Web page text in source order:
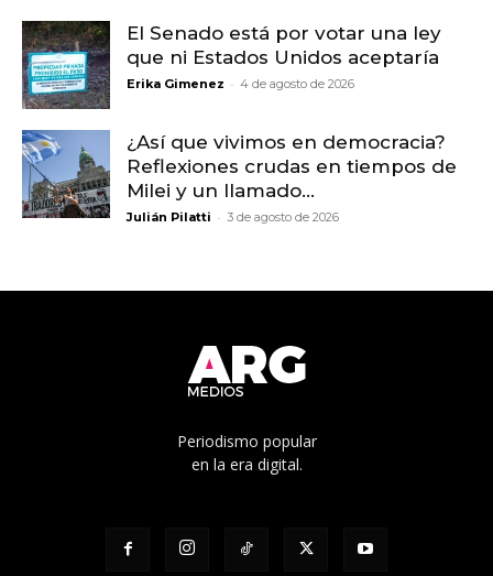
El Senado está por votar una ley
que ni Estados Unidos aceptaría
Erika Gimenez - 4 de agosto de 2026
¿Así que vivimos en democracia?
Reflexiones crudas en tiempos de
Milei y un llamado...
Julián Pilatti - 3 de agosto de 2026
Periodismo popular
en la era digital.